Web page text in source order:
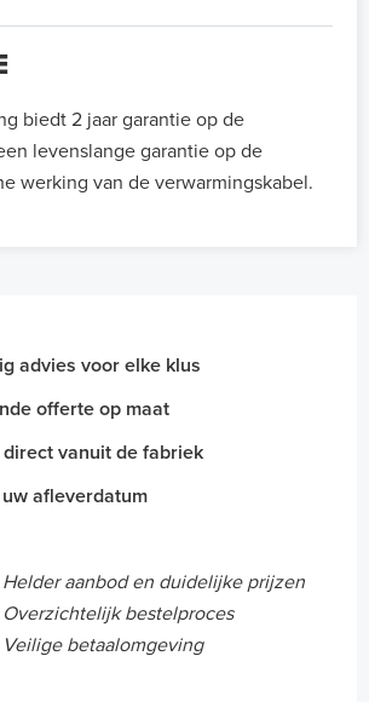
biedt 2 jaar garantie op de
levenslange garantie op de
werking van de verwarmingskabel.
advies voor elke klus
offerte op maat
direct vanuit de fabriek
afleverdatum
Helder aanbod en duidelijke prijzen
Overzichtelijk bestelproces
Veilige betaalomgeving